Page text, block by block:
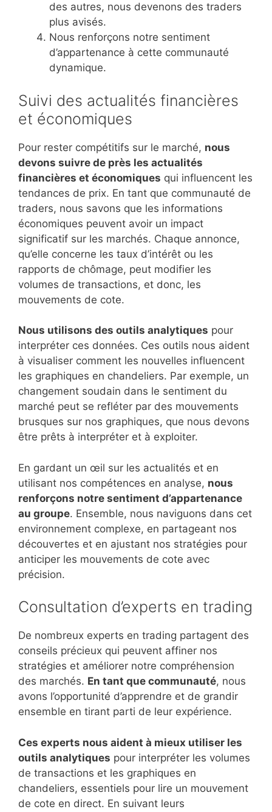
des autres, nous devenons des traders
plus avisés.
Nous renforçons notre sentiment
d’appartenance à cette communauté
dynamique.
Suivi des actualités financières
et économiques
Pour rester compétitifs sur le marché, nous
devons suivre de près les actualités
financières et économiques qui influencent les
tendances de prix. En tant que communauté de
traders, nous savons que les informations
économiques peuvent avoir un impact
significatif sur les marchés. Chaque annonce,
qu’elle concerne les taux d’intérêt ou les
rapports de chômage, peut modifier les
volumes de transactions, et donc, les
mouvements de cote.
Nous utilisons des outils analytiques pour
interpréter ces données. Ces outils nous aident
à visualiser comment les nouvelles influencent
les graphiques en chandeliers. Par exemple, un
changement soudain dans le sentiment du
marché peut se refléter par des mouvements
brusques sur nos graphiques, que nous devons
être prêts à interpréter et à exploiter.
En gardant un œil sur les actualités et en
utilisant nos compétences en analyse, nous
renforçons notre sentiment d’appartenance
au groupe. Ensemble, nous naviguons dans cet
environnement complexe, en partageant nos
découvertes et en ajustant nos stratégies pour
anticiper les mouvements de cote avec
précision.
Consultation d’experts en trading
De nombreux experts en trading partagent des
conseils précieux qui peuvent affiner nos
stratégies et améliorer notre compréhension
des marchés. En tant que communauté, nous
avons l’opportunité d’apprendre et de grandir
ensemble en tirant parti de leur expérience.
Ces experts nous aident à mieux utiliser les
outils analytiques pour interpréter les volumes
de transactions et les graphiques en
chandeliers, essentiels pour lire un mouvement
de cote en direct. En suivant leurs